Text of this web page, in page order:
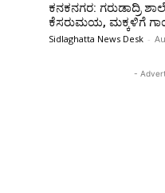
ಕನಕನಗರ: ಗರುಡಾದ್ರಿ
ಕೆಸರುಮಯ, ಮಕ್ಕಳಿಗೆ
Sidlaghatta News Desk -
-